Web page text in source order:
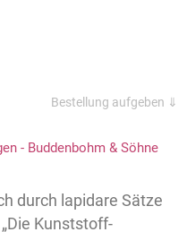
Bestellung aufgeben ⇓
- Buddenbohm & Söhne
durch lapidare Sätze
Kunststoff-